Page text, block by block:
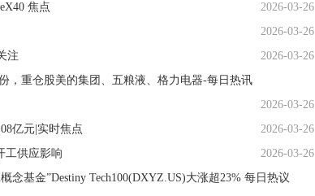
焦点
2026-03-26
2026-03-26
注
2026-03-26
，重仓股美的集团、五粮液、格力电器-每日热讯
2026-03-26
亿元|实时焦点
2026-03-26
工供应影响
2026-03-26
念基金”Destiny Tech100(DXYZ.US)大涨超23% 每日热议